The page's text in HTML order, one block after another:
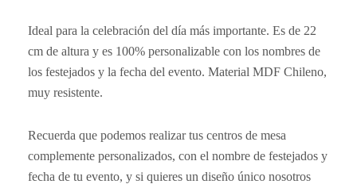
Ideal para la celebración del día más importante. Es de 22
cm de altura y es 100% personalizable con los nombres de
los festejados y la fecha del evento. Material MDF Chileno,
muy resistente.
Recuerda que podemos realizar tus centros de mesa
complemente personalizados, con el nombre de festejados y
fecha de tu evento, y si quieres un diseño único nosotros